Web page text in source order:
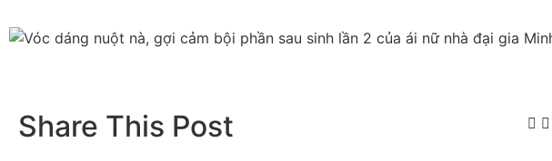
Share This Post